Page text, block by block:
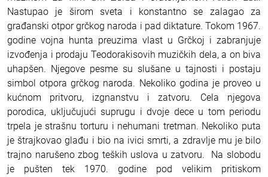
Nastupao je širom sveta i konstantno se zalagao za
građanski otpor grčkog naroda i pad diktature. Tokom 1967.
godine vojna hunta preuzima vlast u Grčkoj i zabranjuje
izvođenja i prodaju Teodorakisovih muzičkih dela, a on biva
uhapšen. Njegove pesme su slušane u tajnosti i postaju
simbol otpora grčkog naroda. Nekoliko godina je proveo u
kućnom pritvoru, izgnanstvu i zatvoru. Cela njegova
porodica, uključujući suprugu i dvoje dece u tom periodu
trpela je strašnu torturu i nehumani tretman. Nekoliko puta
je štrajkovao glađu i bio na ivici smrti, a zdravlje mu je bilo
trajno narušeno zbog teških uslova u zatvoru. Na slobodu
je pušten tek 1970. godine pod velikim pritiskom